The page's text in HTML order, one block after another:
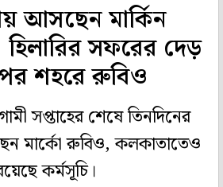
আসছেন মার্কিন
সফরের দেড়
শহরে রুবিও
সপ্তাহের শেষে তিনদিনের
মার্কো রুবিও, কলকাতাতেও
কর্মসূচি।